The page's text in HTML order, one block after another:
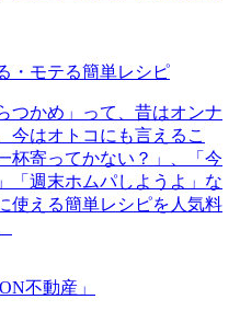
・モテる簡単レシピ
つかめ」って、昔はオンナ
今はオトコにも言えるこ
杯寄ってかない？」、「今
「週末ホムパしようよ」な
使える簡単レシピを人気料
不動産」